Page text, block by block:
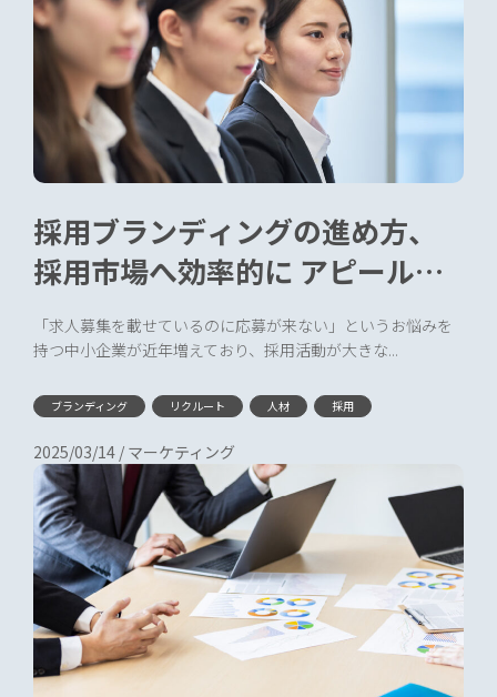
採用ブランディングの進め方、
採用市場へ効率的に アピールす
る
「求人募集を載せているのに応募が来ない」というお悩みを
持つ中小企業が近年増えており、採用活動が大きな...
ブランディング リクルート 人材 採用
2025/03/14 / マーケティング